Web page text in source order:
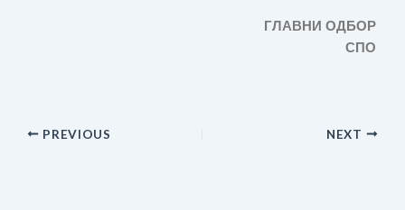
ГЛАВНИ ОДБОР
СПО
PREVIOUS NEXT